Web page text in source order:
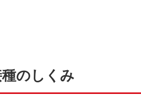
のしくみ